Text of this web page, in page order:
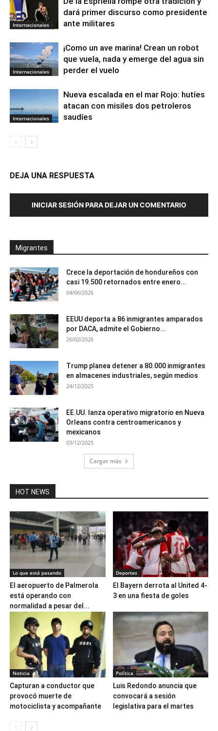
Internacionales
dará primer discurso como presidente
ante militares
Internacionales
¡Como un ave marina! Crean un robot
que vuela, nada y emerge del agua sin
perder el vuelo
Internacionales
Nueva escalada en el mar Rojo: hutíes
atacan con misiles dos petroleros
saudíes
DEJA UNA RESPUESTA
INICIAR SESIÓN PARA DEJAR UN COMENTARIO
Migrantes
Crece la deportación de hondureños con
casi 19.500 retornados entre enero...
04/06/2026
EEUU deporta a 86 inmigrantes amparados
por DACA, admite el Gobierno...
26/02/2026
Trump planea detener a 80.000 inmigrantes
en almacenes industriales, según medios
24/12/2025
EE.UU. lanza operativo migratorio en Nueva
Orleans contra centroamericanos y
mexicanos
03/12/2025
Cargar más
HOT NEWS
Lo que está pasando
El aeropuerto de Palmerola
está operando con
normalidad a pesar del...
Deportes
El Bayern derrota al United 4-
3 en una fiesta de goles
Noticia
Capturan a conductor que
provocó muerte de
motociclista y acompañante
Política
Luis Redondo anuncia que
convocará a sesión
legislativa para el martes